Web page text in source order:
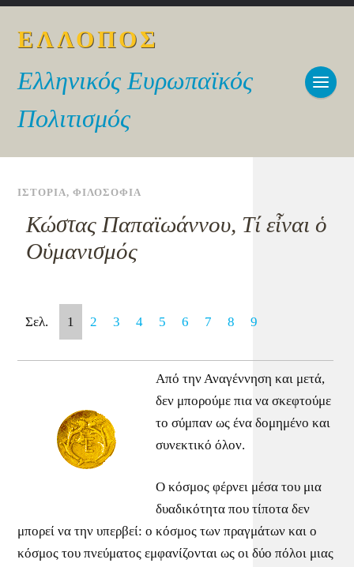
ΕΛΛΟΠΟΣ
Ελληνικός Ευρωπαϊκός
Πολιτισμός
ΙΣΤΟΡΙΑ,ΦΙΛΟΣΟΦΙΑ
Κώστας Παπαϊωάννου, Τί εἶναι ὁ
Οὑμανισμός
Σελ. 1 2 3 4 5 6 7 8 9
Από την Αναγέννηση και μετά,
δεν μπορούμε πια να σκεφτούμε
το σύμπαν ως ένα δομημένο και
συνεκτικό όλον.
Ο κόσμος φέρνει μέσα του μια
δυαδικότητα που τίποτα δεν
μπορεί να την υπερβεί: ο κόσμος των πραγμάτων και ο
κόσμος του πνεύματος εμφανίζονται ως οι δύο πόλοι μιας